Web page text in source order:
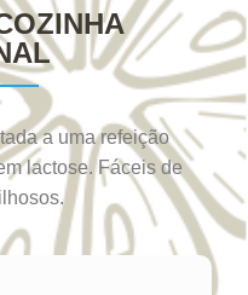
a uma refeição
lactose. Fáceis de